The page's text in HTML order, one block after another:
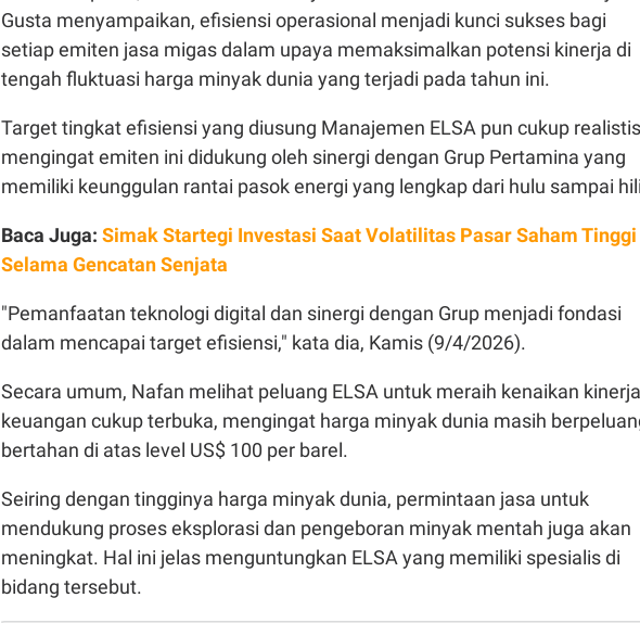
Gusta menyampaikan, efisiensi operasional menjadi kunci sukses bagi
setiap emiten jasa migas dalam upaya memaksimalkan potensi kinerja di
tengah fluktuasi harga minyak dunia yang terjadi pada tahun ini.
Target tingkat efisiensi yang diusung Manajemen ELSA pun cukup
mengingat emiten ini didukung oleh sinergi dengan Grup Pertamina yang
memiliki keunggulan rantai pasok energi yang lengkap dari hulu sampai
Baca Juga: Simak Startegi Investasi Saat Volatilitas Pasar Saham Tinggi
Selama Gencatan Senjata
"Pemanfaatan teknologi digital dan sinergi dengan Grup menjadi fondasi
dalam mencapai target efisiensi," kata dia, Kamis (9/4/2026).
Secara umum, Nafan melihat peluang ELSA untuk meraih kenaikan kinerja
keuangan cukup terbuka, mengingat harga minyak dunia masih
bertahan di atas level US$ 100 per barel.
Seiring dengan tingginya harga minyak dunia, permintaan jasa untuk
mendukung proses eksplorasi dan pengeboran minyak mentah juga akan
meningkat. Hal ini jelas menguntungkan ELSA yang memiliki spesialis di
bidang tersebut.